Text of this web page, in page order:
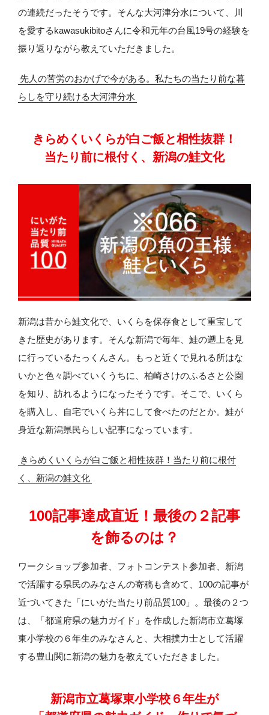
の連続だったそうです。そんな大河津分水について、川
を愛するkawasukibitoさんに令和元年の台風19号の経験を
振り返りながら教えていただきました。
先人の苦労のおかげで今がある。私たちの当たり前な暮
らしを守り続ける大河津分水
きらめくいくらが白ご飯と相性抜群！
当たり前に根付く、新潟の鮭文化
新潟は昔から鮭文化で、いくらを保存食として重宝して
きた歴史があります。そんな新潟で毎年、鮭の遡上を見
に行っているたっくんさん。もっと近くで見れる所はな
いかと色々調べていくうちに、柏崎さけのふるさと公園
を知り、訪れるようになったそうです。そこで、いくら
を購入し、自宅でいくら丼にして食べたのだとか。鮭が
身近な新潟県民らしい記事になっています。
きらめくいくらが白ご飯と相性抜群！当たり前に根付
く、新潟の鮭文化
100記事達成直近！ 最後の２記事
を飾るのは？
ワークショップ参加者、フォトコンテスト参加者、新潟
で活躍する県民のみなさんの寄稿も含めて、100の記事が
近づいてきた「にいがた当たり前品質100」。最後の２つ
は、「都道府県の魅力ガイド」を作成した新潟市立葛塚
東小学校の６年生のみなさんと、大相撲力士として活躍
する豊山関に新潟の魅力を教えていただきました。
新潟市立葛塚東小学校６年生が